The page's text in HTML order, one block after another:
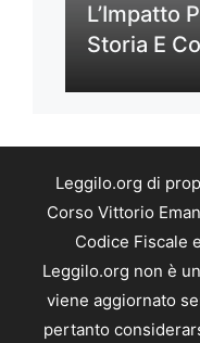
L’Impatto
Storia E
Leggilo.org di
Corso Vittorio
Codice Fiscale
Leggilo.org non è
viene aggiornato
pertanto